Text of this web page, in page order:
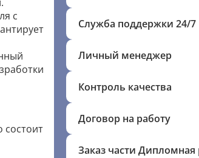
с
состоит
Служба поддержки 24/7
Личный менеджер
Контроль качества
Договор на работу
Заказ части Дипломная